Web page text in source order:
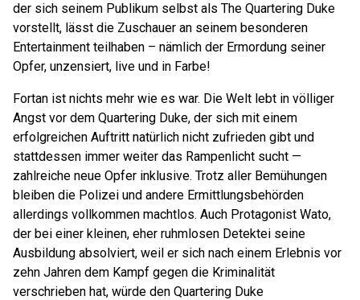
der sich seinem Publikum selbst als The Quartering Duke
vorstellt, lässt die Zuschauer an seinem besonderen
Entertainment teilhaben – nämlich der Ermordung seiner
Opfer, unzensiert, live und in Farbe!
Fortan ist nichts mehr wie es war. Die Welt lebt in völliger
Angst vor dem Quartering Duke, der sich mit einem
erfolgreichen Auftritt natürlich nicht zufrieden gibt und
stattdessen immer weiter das Rampenlicht sucht —
zahlreiche neue Opfer inklusive. Trotz aller Bemühungen
bleiben die Polizei und andere Ermittlungsbehörden
allerdings vollkommen machtlos. Auch Protagonist Wato,
der bei einer kleinen, eher ruhmlosen Detektei seine
Ausbildung absolviert, weil er sich nach einem Erlebnis vor
zehn Jahren dem Kampf gegen die Kriminalität
verschrieben hat, würde den Quartering Duke